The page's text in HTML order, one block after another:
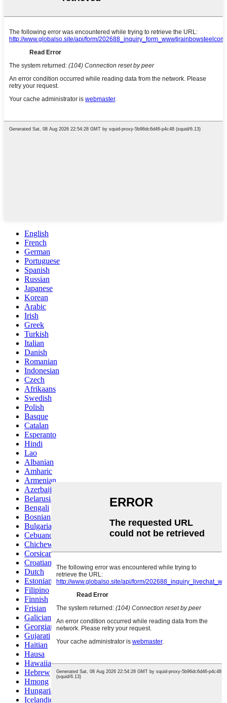
English
French
German
Portuguese
Spanish
Russian
Japanese
Korean
Arabic
Irish
Greek
Turkish
Italian
Danish
Romanian
Indonesian
Czech
Afrikaans
Swedish
Polish
Basque
Catalan
Esperanto
Hindi
Lao
Albanian
Amharic
Armenian
Azerbaijani
Belarusian
Bengali
Bosnian
Bulgarian
Cebuano
Chichewa
Corsican
Croatian
Dutch
Estonian
Filipino
Finnish
Frisian
Galician
Georgian
Gujarati
Haitian
Hausa
Hawaiian
Hebrew
Hmong
Hungarian
Icelandic